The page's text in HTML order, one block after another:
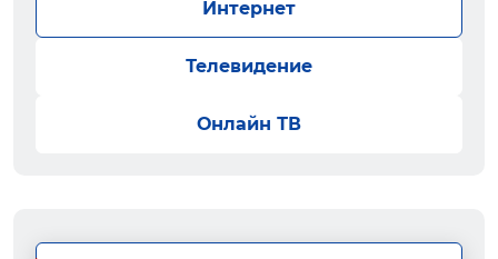
Интернет
Телевидение
Онлайн ТВ